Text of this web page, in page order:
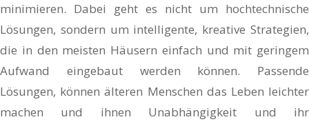
minimieren. Dabei geht es nicht um hochtechnische
Lösungen, sondern um intelligente, kreative Strategien,
die in den meisten Häusern einfach und mit geringem
Aufwand eingebaut werden können. Passende
Lösungen, können älteren Menschen das Leben leichter
machen und ihnen Unabhängigkeit und ihr